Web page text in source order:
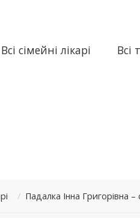
Всі сімейні лікарі Всі
/ Падалка Інна Григорівна